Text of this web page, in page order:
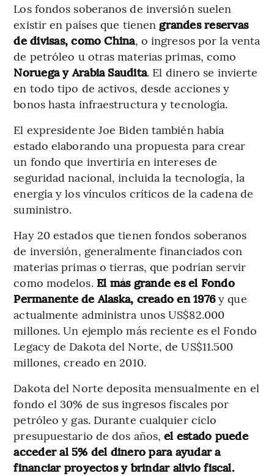
Los fondos soberanos de inversión suelen
existir en países que tienen grandes reservas
de divisas, como China, o ingresos por la venta
de petróleo u otras materias primas, como
Noruega y Arabia Saudita. El dinero se invierte
en todo tipo de activos, desde acciones y
bonos hasta infraestructura y tecnología.
El expresidente Joe Biden también había
estado elaborando una propuesta para crear
un fondo que invertiría en intereses de
seguridad nacional, incluida la tecnología, la
energía y los vínculos críticos de la cadena de
suministro.
Hay 20 estados que tienen fondos soberanos
de inversión, generalmente financiados con
materias primas o tierras, que podrían servir
como modelos.El más grande es el Fondo
Permanente de Alaska, creado en 1976y que
actualmente administra unos US$82.000
millones. Un ejemplo más reciente es el Fondo
Legacy de Dakota del Norte, de US$11.500
millones, creado en 2010.
Dakota del Norte deposita mensualmente en el
fondo el 30% de sus ingresos fiscales por
petróleo y gas. Durante cualquier ciclo
presupuestario de dos años,el estado puede
acceder al 5% del dinero para ayudar a
financiar proyectos y brindar alivio fiscal.